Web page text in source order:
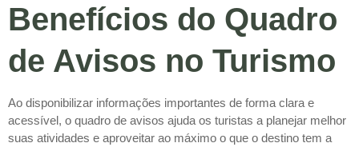
Benefícios do Quadro
de Avisos no Turismo
Ao disponibilizar informações importantes de forma clara e
acessível, o quadro de avisos ajuda os turistas a planejar melhor
suas atividades e aproveitar ao máximo o que o destino tem a